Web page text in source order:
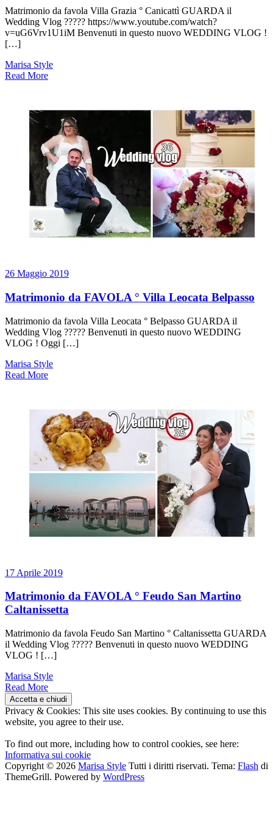
Matrimonio da favola Villa Grazia ° Canicattì GUARDA il
Wedding Vlog ????? https://www.youtube.com/watch?
v=uG6Vrv1U1iM Benvenuti in questo nuovo WEDDING VLOG !
[…]
Marisa Style
Read More
26 Maggio 2019
Matrimonio da FAVOLA ° Villa Leocata Belpasso
Matrimonio da favola Villa Leocata ° Belpasso GUARDA il
Wedding Vlog ????? Benvenuti in questo nuovo WEDDING
VLOG ! Oggi […]
Marisa Style
Read More
17 Aprile 2019
Matrimonio da FAVOLA ° Feudo San Martino
Caltanissetta
Matrimonio da favola Feudo San Martino ° Caltanissetta GUARDA
il Wedding Vlog ????? Benvenuti in questo nuovo WEDDING
VLOG ! […]
Marisa Style
Read More
Privacy & Cookies: This site uses cookies. By continuing to use this
website, you agree to their use.
To find out more, including how to control cookies, see here:
Informativa sui cookie
Copyright © 2026 Marisa Style Tutti i diritti riservati. Tema: Flash di
ThemeGrill. Powered by WordPress